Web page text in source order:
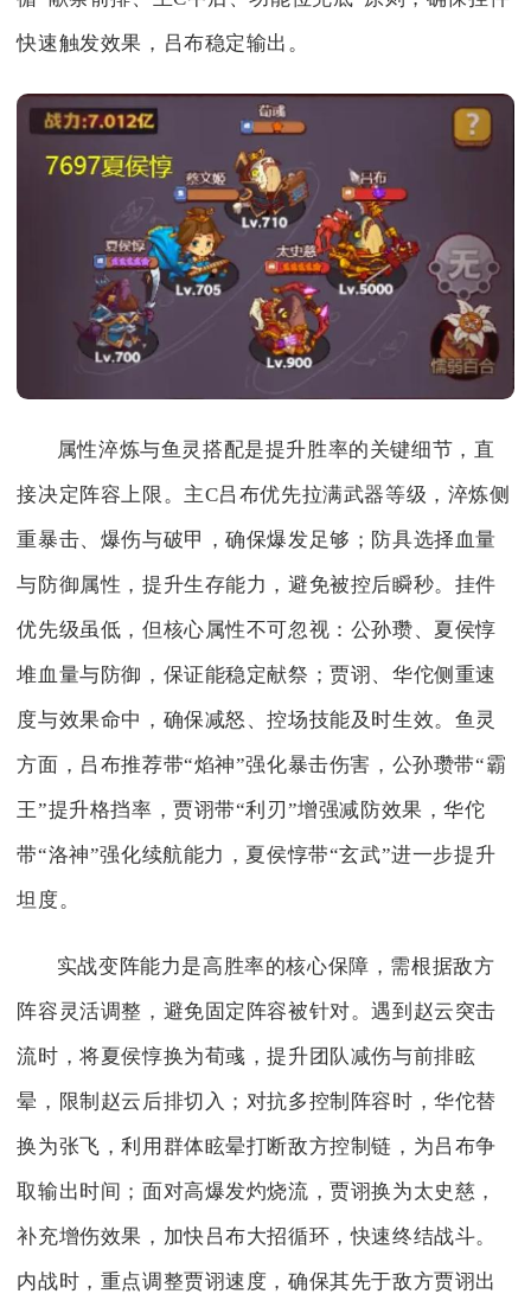
快速触发效果，吕布稳定输出。
属性淬炼与鱼灵搭配是提升胜率的关键细节，直
接决定阵容上限。主C吕布优先拉满武器等级，淬炼侧
重暴击、爆伤与破甲，确保爆发足够；防具选择血量
与防御属性，提升生存能力，避免被控后瞬秒。挂件
优先级虽低，但核心属性不可忽视：公孙瓒、夏侯惇
堆血量与防御，保证能稳定献祭；贾诩、华佗侧重速
度与效果命中，确保减怒、控场技能及时生效。鱼灵
方面，吕布推荐带“焰神”强化暴击伤害，公孙瓒带“霸
王”提升格挡率，贾诩带“利刃”增强减防效果，华佗
带“洛神”强化续航能力，夏侯惇带“玄武”进一步提升
坦度。
实战变阵能力是高胜率的核心保障，需根据敌方
阵容灵活调整，避免固定阵容被针对。遇到赵云突击
流时，将夏侯惇换为荀彧，提升团队减伤与前排眩
晕，限制赵云后排切入；对抗多控制阵容时，华佗替
换为张飞，利用群体眩晕打断敌方控制链，为吕布争
取输出时间；面对高爆发灼烧流，贾诩换为太史慈，
补充增伤效果，加快吕布大招循环，快速终结战斗。
内战时，重点调整贾诩速度，确保其先于敌方贾诩出